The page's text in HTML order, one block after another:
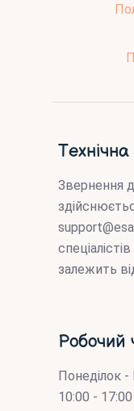
Звернення
залежить
Робочий
Понеділок -
10:00 - 17:00